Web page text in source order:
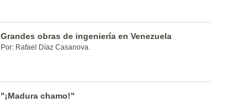
Grandes obras de ingeniería en Venezuela
Por: Rafael Díaz Casanova.
"¡Madura chamo!"